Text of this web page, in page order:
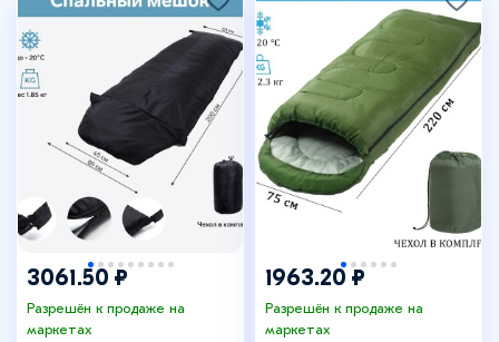
3061.50 ₽
Разрешён к продаже на
маркетах
1963.20 ₽
Разрешён к продаже на
маркетах